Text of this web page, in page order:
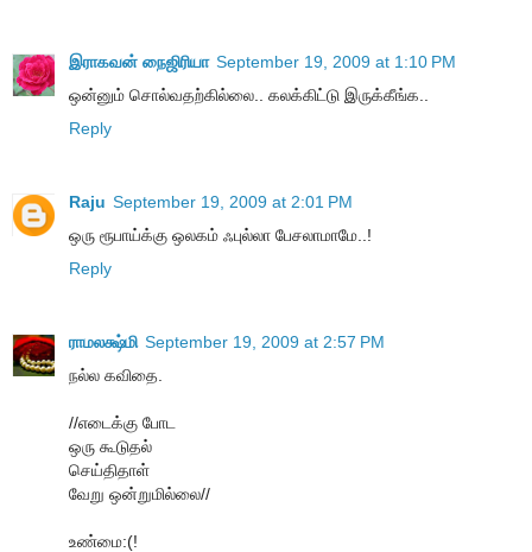
இராகவன் நைஜிரியா September 19, 2009 at 1:10 PM
ஒன்னும் சொல்வதற்கில்லை.. கலக்கிட்டு இருக்கீங்க..
Reply
Raju September 19, 2009 at 2:01 PM
ஒரு ரூபாய்க்கு ஒலகம் ஃபுல்லா பேசலாமாமே..!
Reply
ராமலக்ஷ்மி September 19, 2009 at 2:57 PM
நல்ல கவிதை.
//எடைக்கு போட
ஒரு கூடுதல்
செய்திதாள்
வேறு ஒன்றுமில்லை//
உண்மை:(!